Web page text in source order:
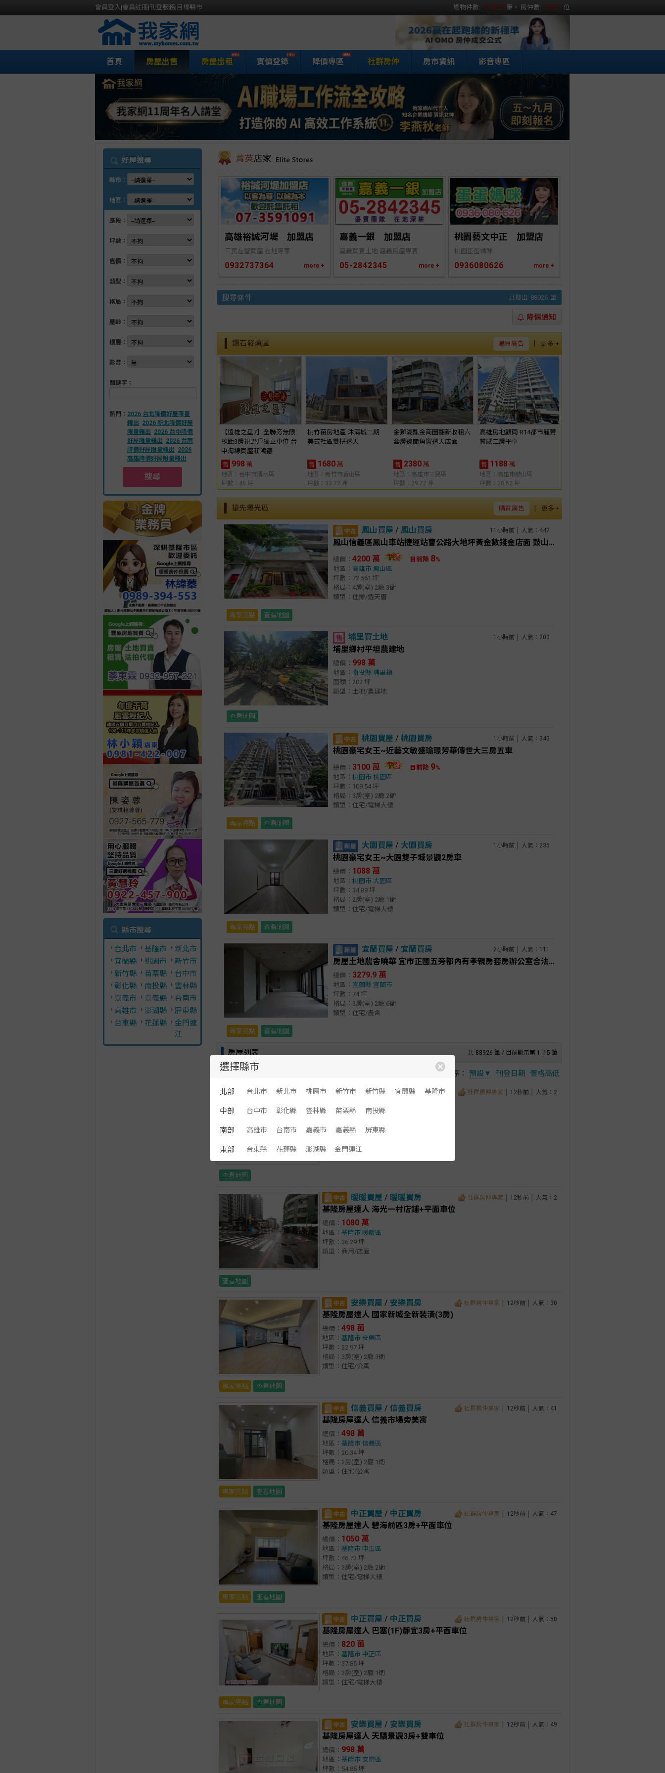
會員登入|會員註冊|刊登服務| 目標縣市 總物件數: 111628 筆， 房仲數: 15327 位
選擇縣市
北部 台北市 新北市 桃園市 新竹市 新竹縣 宜蘭縣 基隆市
中部 台中市 彰化縣 雲林縣 苗栗縣 南投縣
南部 高雄市 台南市 嘉義市 嘉義縣 屏東縣
東部 台東縣 花蓮縣 澎湖縣 金門連江
首頁 房屋出售 房屋出租 實價登錄 降價專區 社群房仲 房市資訊 影音專區
好屋搜尋
縣市：
地區：
路段：
坪數：
售價：
類型：
格局：
屋齡：
樓層：
影音：
關鍵字：
熱門： 2026 台北降價好屋限量
釋出 2026 新北降價好屋
限量釋出 2026 台中降價
好屋限量釋出 2026 台南
降價好屋限量釋出 2026
高雄降價好屋限量釋出
搜尋
縣市搜尋
台北市 基隆市
新北市
宜蘭縣
桃園市
新竹市
新竹縣
苗栗縣
台中市
彰化縣
南投縣
雲林縣
嘉義市
嘉義縣
台南市
高雄市
澎湖縣
屏東縣
台東縣
花蓮縣
金門連
江
我家網房屋買賣
高雄裕誠河堤　加盟店
三民左營買屋 在地專家
0932737364 more +
嘉義一銀　加盟店
嘉義買賣土地 嘉義房屋專賣
05-2842345 more +
桃園藝文中正　加盟店
桃園蛋蛋媽咪
0936080626 more +
搜尋條件 共搜出 88926 筆
降價通知
鑽石發燒區 更多 +
購買廣告
【遠雄之星7】全聯旁無限
棟距3房視野戶獨立車位 台
中海線買屋莊鴻德
售 998 萬
地區：台中市清水區
坪數：49 坪
桃竹苗房地產 沐清城二期
美式社區雙拼透天
售 1680 萬
地區：新竹市香山區
坪數：33.72 坪
金獅湖鼎金商圈翻新收租六
套房邊間角窗透天店面
售 2380 萬
地區：高雄市三民區
坪數：29.72 坪
高雄房地顧問 R14都市麗菁
質感二房平車
售 1188 萬
地區：高雄市鼓山區
坪數：30.52 坪
搶先曝光區 更多 +
購買廣告
鳳山買屋 / 鳳山買房 11小時前 │ 人氣：442
鳳山信義區鳳山車站捷運站曹公路大地坪黃金數錢金店面 鼓山房屋達人
總價： 4200 萬 目前降 8%
地區： 高雄市 鳳山區
坪數：72.561 坪
格局：4房(室) 2廳 3衛
類型：住辦/透天厝
專家亮點 查看地圖
埔里買土地 1小時前 │ 人氣：200
埔里鄉村平坦農建地
總價： 998 萬
地區： 南投縣 埔里鎮
面積：203 坪
類型：土地/農建地
查看地圖
桃園買屋 / 桃園買房 1小時前 │ 人氣：343
桃園豪宅女王~近藝文敏盛瑜璟芳華傳世大三房五車
總價： 3100 萬 目前降 9%
地區： 桃園市 桃園區
坪數：109.54 坪
格局：3房(室) 2廳 2衛
類型：住宅/電梯大樓
專家亮點 查看地圖
大園買屋 / 大園買房 1小時前 │ 人氣：235
桃園豪宅女王~大園雙子城景觀2房車
總價： 1088 萬
地區： 桃園市 大園區
坪數：34.89 坪
格局：2房(室) 2廳 1衛
類型：住宅/電梯大樓
專家亮點 查看地圖
宜蘭買屋 / 宜蘭買房 2小時前 │ 人氣：111
房屋土地農舍曉華 宜市正國五旁都內有孝親房套房辦公室合法電梯農舍3280萬元
總價： 3279.9 萬
地區： 宜蘭縣 宜蘭市
坪數：74 坪
格局：3房(室) 2廳 6衛
類型：住宅/農舍
專家亮點 查看地圖
共 88926 筆 / 目前顯示第 1 -15 筆
房屋列表
顯示：文字 排序： 預設▼ 刊登日期 價格高低
中正買屋/ 中正買房 社群房仲專家 │ 12秒前 │ 人氣：2
地區：基隆市
中正區
類型：住宅/電梯大樓
查看地圖
暖暖買屋 / 暖暖買房 社群房仲專家 │ 12秒前 │ 人氣：2
基隆房屋達人 海光一村店鋪+平面車位
總價： 1080 萬
地區： 基隆市 暖暖區
坪數：36.29 坪
類型：商用/店面
查看地圖
安樂買屋 / 安樂買房 社群房仲專家 │ 12秒前 │ 人氣：30
基隆房屋達人 國家新城全新裝潢(3房)
總價： 498 萬
地區： 基隆市 安樂區
坪數：22.97 坪
格局：3房(室) 2廳 3衛
類型：住宅/公寓
專家亮點 查看地圖
信義買屋 / 信義買房 社群房仲專家 │ 12秒前 │ 人氣：41
基隆房屋達人 信義市場旁美寓
總價： 498 萬
地區： 基隆市 信義區
坪數：20.34 坪
格局：2房(室) 2廳 1衛
類型：住宅/公寓
專家亮點 查看地圖
中正買屋 / 中正買房 社群房仲專家 │ 12秒前 │ 人氣：47
基隆房屋達人 碧海前區3房+平面車位
總價： 1050 萬
地區： 基隆市 中正區
坪數：46.73 坪
格局：3房(室) 2廳 2衛
類型：住宅/電梯大樓
專家亮點 查看地圖
中正買屋 / 中正買房 社群房仲專家 │ 12秒前 │ 人氣：50
基隆房屋達人 巴塞(1F)靜宜3房+平面車位
總價： 820 萬
地區： 基隆市 中正區
坪數：37.85 坪
格局：3房(室) 2廳 1衛
類型：住宅/電梯大樓
專家亮點 查看地圖
安樂買屋 / 安樂買房 社群房仲專家 │ 12秒前 │ 人氣：49
基隆房屋達人 天驕景觀3房+雙車位
總價： 998 萬
地區： 基隆市 安樂區
坪數：54.85 坪